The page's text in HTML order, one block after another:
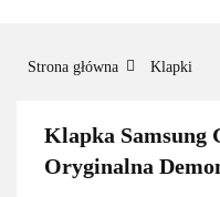
Strona główna Klapki
Klapka Samsung
Oryginalna